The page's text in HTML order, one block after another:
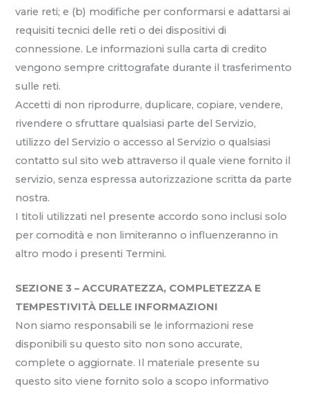
varie reti; e (b) modifiche per conformarsi e adattarsi ai
requisiti tecnici delle reti o dei dispositivi di
connessione. Le informazioni sulla carta di credito
vengono sempre crittografate durante il trasferimento
sulle reti.
Accetti di non riprodurre, duplicare, copiare, vendere,
rivendere o sfruttare qualsiasi parte del Servizio,
utilizzo del Servizio o accesso al Servizio o qualsiasi
contatto sul sito web attraverso il quale viene fornito il
servizio, senza espressa autorizzazione scritta da parte
nostra.
I titoli utilizzati nel presente accordo sono inclusi solo
per comodità e non limiteranno o influenzeranno in
altro modo i presenti Termini.
SEZIONE 3 – ACCURATEZZA, COMPLETEZZA E
TEMPESTIVITÀ DELLE INFORMAZIONI
Non siamo responsabili se le informazioni rese
disponibili su questo sito non sono accurate,
complete o aggiornate. Il materiale presente su
questo sito viene fornito solo a scopo informativo